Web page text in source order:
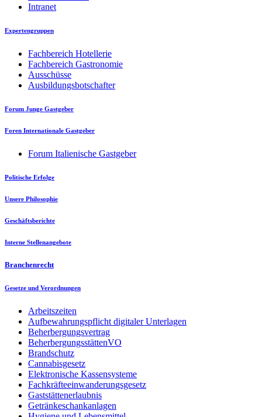
Intranet
Expertengruppen
Fachbereich Hotellerie
Fachbereich Gastronomie
Ausschüsse
Ausbildungsbotschafter
Forum Junge Gastgeber
Foren Internationale Gastgeber
Forum Italienische Gastgeber
Politische Erfolge
Unsere Philosophie
Geschäftsberichte
Interne Stellenangebote
Branchenrecht
Gesetze und Verordnungen
Arbeitszeiten
Aufbewahrungspflicht digitaler Unterlagen
Beherbergungsvertrag
BeherbergungsstättenVO
Brandschutz
Cannabisgesetz
Elektronische Kassensysteme
Fachkräfteeinwanderungsgesetz
Gaststättenerlaubnis
Getränkeschankanlagen